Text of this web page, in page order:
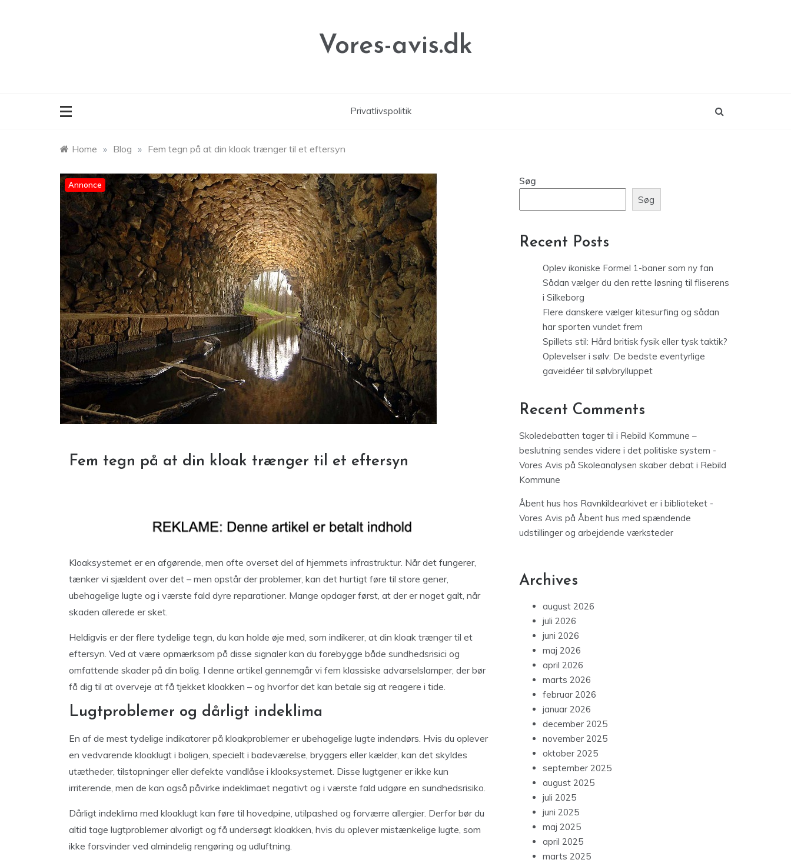
Vores-avis.dk
Privatlivspolitik
Home » Blog » Fem tegn på at din kloak trænger til et eftersyn
Annonce
Fem tegn på at din kloak trænger til et eftersyn
Kloaksystemet er en afgørende, men ofte overset del af hjemmets infrastruktur. Når det fungerer,
tænker vi sjældent over det – men opstår der problemer, kan det hurtigt føre til store gener,
ubehagelige lugte og i værste fald dyre reparationer. Mange opdager først, at der er noget galt, når
skaden allerede er sket.
Heldigvis er der flere tydelige tegn, du kan holde øje med, som indikerer, at din kloak trænger til et
eftersyn. Ved at være opmærksom på disse signaler kan du forebygge både sundhedsrisici og
omfattende skader på din bolig. I denne artikel gennemgår vi fem klassiske advarselslamper, der bør
få dig til at overveje at få tjekket kloakken – og hvorfor det kan betale sig at reagere i tide.
Lugtproblemer og dårligt indeklima
En af de mest tydelige indikatorer på kloakproblemer er ubehagelige lugte indendørs. Hvis du oplever
en vedvarende kloaklugt i boligen, specielt i badeværelse, bryggers eller kælder, kan det skyldes
utætheder, tilstopninger eller defekte vandlåse i kloaksystemet. Disse lugtgener er ikke kun
irriterende, men de kan også påvirke indeklimaet negativt og i værste fald udgøre en sundhedsrisiko.
Dårligt indeklima med kloaklugt kan føre til hovedpine, utilpashed og forværre allergier. Derfor bør du
altid tage lugtproblemer alvorligt og få undersøgt kloakken, hvis du oplever mistænkelige lugte, som
ikke forsvinder ved almindelig rengøring og udluftning.
Søg
Søg
Recent Posts
Oplev ikoniske Formel 1-baner som ny fan
Sådan vælger du den rette løsning til fliserens
i Silkeborg
Flere danskere vælger kitesurfing og sådan
har sporten vundet frem
Spillets stil: Hård britisk fysik eller tysk taktik?
Oplevelser i sølv: De bedste eventyrlige
gaveidéer til sølvbrylluppet
Recent Comments
Skoledebatten tager til i Rebild Kommune –
beslutning sendes videre i det politiske system -
Vores Avis på Skoleanalysen skaber debat i Rebild
Kommune
Åbent hus hos Ravnkildearkivet er i biblioteket -
Vores Avis på Åbent hus med spændende
udstillinger og arbejdende værksteder
Archives
august 2026
juli 2026
juni 2026
maj 2026
april 2026
marts 2026
februar 2026
januar 2026
december 2025
november 2025
oktober 2025
september 2025
august 2025
juli 2025
juni 2025
maj 2025
april 2025
marts 2025